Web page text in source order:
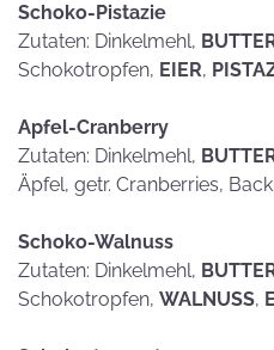
Schoko-Pistazie
Zutaten: Dinkelmehl,
Schokotropfen, EIER,
Apfel-Cranberry
Zutaten: Dinkelmehl,
Äpfel, getr. Cranberries,
Schoko-Walnuss
Zutaten: Dinkelmehl,
Schokotropfen, WALNUSS,